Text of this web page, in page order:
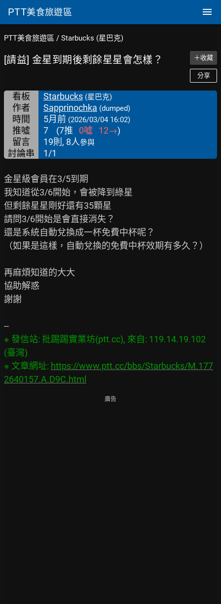
PTT美食旅遊區
PTT美食旅遊區 / Starbucks (星巴克)
[請益] 金星到期後剩餘星星會怎樣？ ＋收藏
分享
看板 Starbucks (星巴克)
作者 Sapprinochka (dumped)
時間 5月前 (2026/03/04 16:02)
推噓 7 (7推 0噓 12→)
留言
19則, 8人參與
討論串 1/1
金星級會員在3/5到期
我知道從3/6開始，會被降到綠星
但剩餘星星剛好還有35顆星
請問3/6開始是會直接消失？
還是系統自動兌換成一杯免費中杯呢？
（如果是這樣，自動兌換的免費中杯效期有多久？）
再麻煩知道的大大
協助解惑
謝謝
※ 發信站: 批踢踢實業坊(ptt.cc), 來自: 119.14.19.102
(臺灣)
※ 文章網址: https://www.ptt.cc/bbs/Starbucks/M.177
2640157.A.D9C.html
廣告